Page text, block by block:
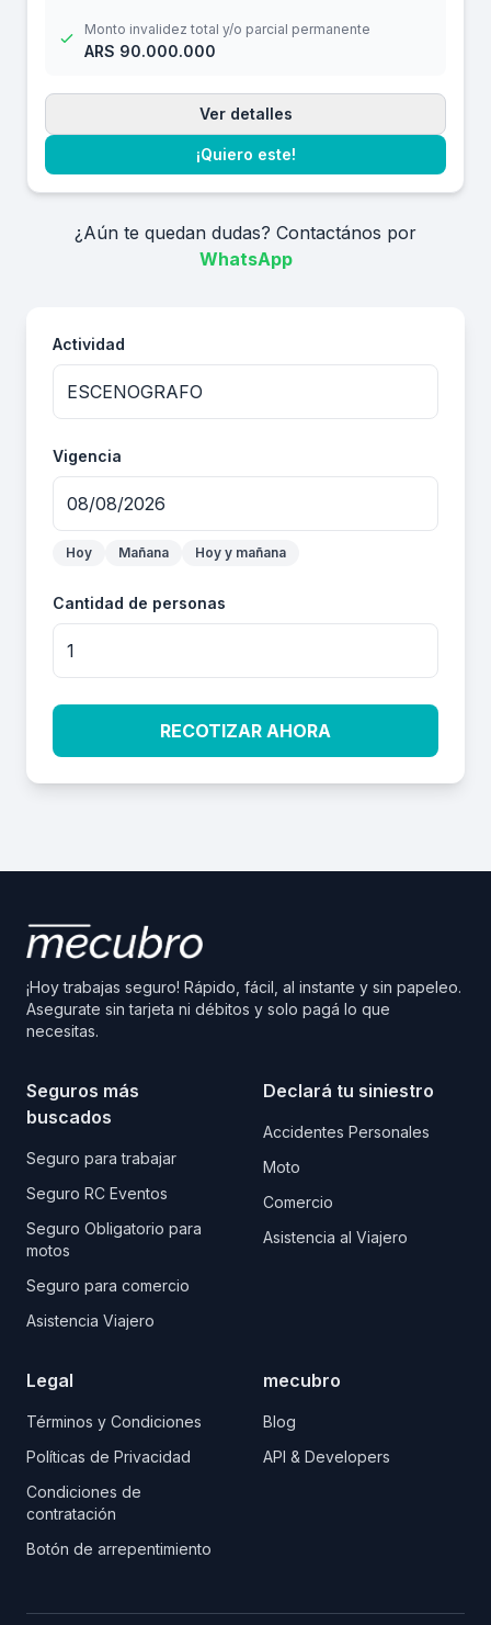
Actividad
Vigencia
Hoy Mañana Hoy y mañana
Cantidad de personas
RECOTIZAR AHORA
Monto invalidez total y/o parcial permanente
ARS 90.000.000
Ver detalles
¡Quiero este!
¿Aún te quedan dudas? Contactános por
WhatsApp
¡Hoy trabajas seguro! Rápido, fácil, al instante y sin papeleo.
Asegurate sin tarjeta ni débitos y solo pagá lo que
necesitas.
Seguros más
buscados
Seguro para trabajar
Seguro RC Eventos
Seguro Obligatorio para
motos
Seguro para comercio
Asistencia Viajero
Declará tu siniestro
Accidentes Personales
Moto
Comercio
Asistencia al Viajero
Legal
Términos y Condiciones
Políticas de Privacidad
Condiciones de
contratación
Botón de arrepentimiento
mecubro
Blog
API & Developers